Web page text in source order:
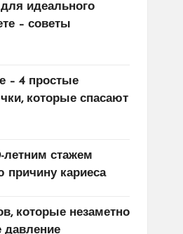
идеального
– советы
– 4 простые
которые спасают
летним стажем
причину кариеса
которые незаметно